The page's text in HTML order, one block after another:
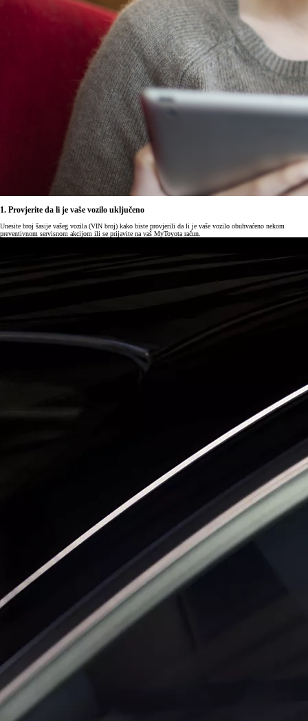
1. Provjerite da li je vaše vozilo uključeno
Unesite broj šasije vašeg vozila (VIN broj) kako biste provjerili da li je vaše vozilo obuhvaćeno nekom
preventivnom servisnom akcijom ili se prijavite na vaš MyToyota račun.